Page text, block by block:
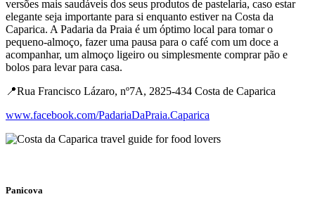
versões mais saudáveis ​​dos seus produtos de pastelaria, caso estar
elegante seja importante para si enquanto estiver na Costa da
Caparica. A Padaria da Praia é um óptimo local para tomar o
pequeno-almoço, fazer uma pausa para o café com um doce a
acompanhar, um almoço ligeiro ou simplesmente comprar pão e
bolos para levar para casa.
📍Rua Francisco Lázaro, nº7A, 2825-434 Costa de Caparica
www.facebook.com/PadariaDaPraia.Caparica
Panicova